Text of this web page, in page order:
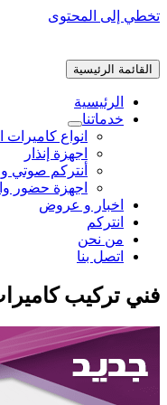
تخطي إلى المحتوى
القائمة الرئيسية
الرئيسية
خدماتنا
انواع
اجهزة إنذار
أنتركم صوتي
اجهزة حضور
اخبار و عروض
انتركم
من نحن
اتصل بنا
فني تركيب